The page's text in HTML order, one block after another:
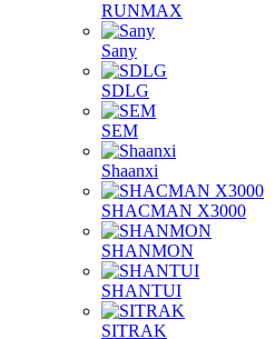
RUNMAX
Sany
SDLG
SEM
Shaanxi
SHACMAN X3000
SHANMON
SHANTUI
SITRAK